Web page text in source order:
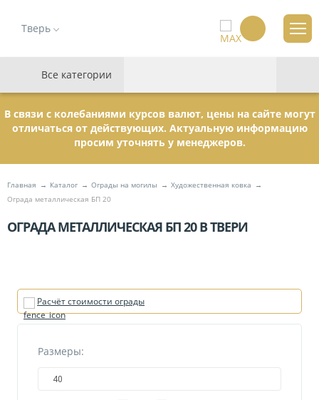
Тверь
Все категории
В связи с колебаниями курсов валют, цены на сайте могут
отличаться от действующих. Актуальную информацию
просим уточнять у менеджеров.
Главная Каталог Ограды на могилы
Художественная ковка
Ограда металлическая БП 20
ОГРАДА МЕТАЛЛИЧЕСКАЯ БП 20 В ТВЕРИ
Расчёт стоимости ограды
Размеры:
40